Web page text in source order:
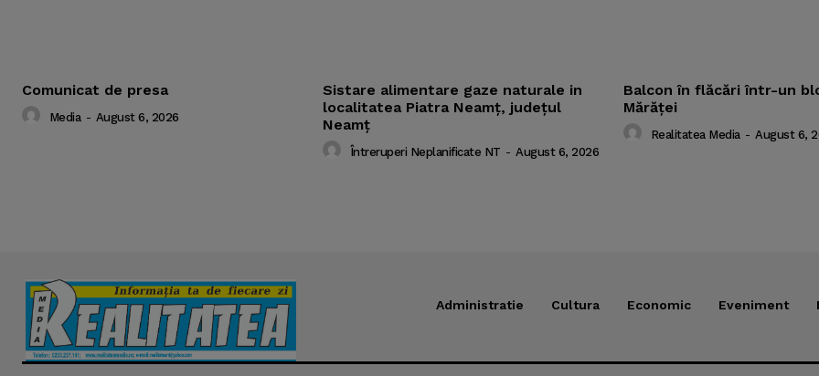
Comunicat de presa
Media - August 6, 2026
Sistare alimentare gaze naturale in
localitatea Piatra Neamț, județul
Neamț
Întreruperi Neplanificate NT - August 6, 2026
Balcon în flăcări într-un
Mărăţei
Realitatea Media - August 6,
Administratie Cultura Economic Eveniment